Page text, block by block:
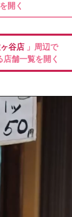
開く
谷店 」周辺で
舗一覧を開く